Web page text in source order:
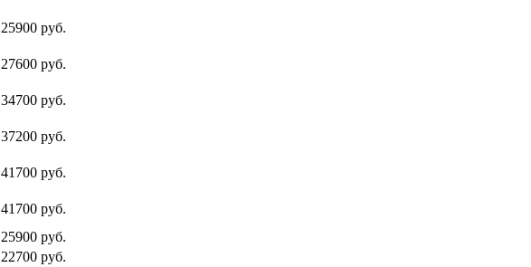
25900 руб.
27600 руб.
34700 руб.
37200 руб.
41700 руб.
41700 руб.
25900 руб.
22700 руб.